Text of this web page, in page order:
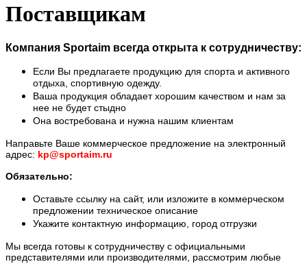
Поставщикам
Компания Sportaim всегда открыта к сотрудничеству:
Если Вы предлагаете продукцию для спорта и активного
отдыха, спортивную одежду.
Ваша продукция обладает хорошим качеством и нам за
нее не будет стыдно
Она востребована и нужна нашим клиентам
Направьте Ваше коммерческое предложение на электронный
адрес: kp@sportaim.ru
Обязательно:
Оставьте ссылку на сайт, или изложите в коммерческом
предложении техническое описание
Укажите контактную информацию, город отгрузки
Мы всегда готовы к сотрудничеству с официальными
представителями или производителями, рассмотрим любые